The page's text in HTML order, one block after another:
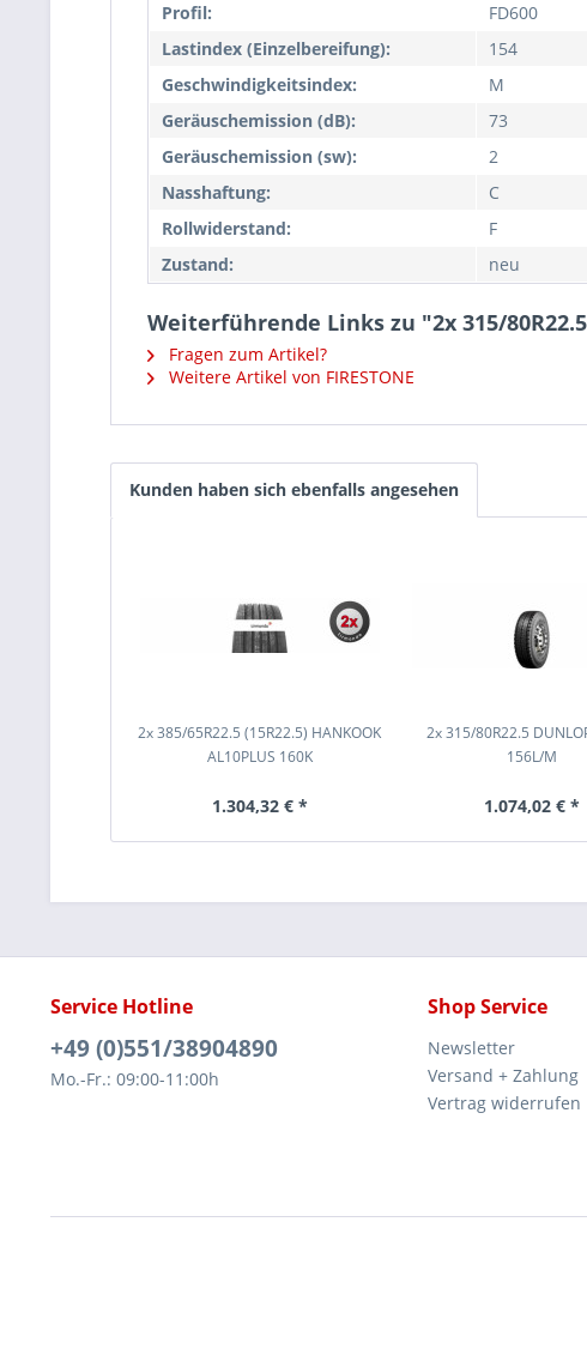
Profil:
FD600
Lastindex (Einzelbereifung):
154
Geschwindigkeitsindex:
M
Geräuschemission (dB):
73
Geräuschemission (sw):
2
Nasshaftung:
C
Rollwiderstand:
F
Zustand:
neu
Weiterführende Links zu "2x 315/80R22.5
Fragen zum Artikel?
Weitere Artikel von FIRESTONE
Kunden haben sich ebenfalls angesehen
2x 385/65R22.5 (15R22.5) HANKOOK
AL10PLUS 160K
1.304,32 € *
2x 315/80R22.5
156L/M
1.074,02 € *
Service Hotline
+49 (0)551/38904890
Mo.-Fr.: 09:00-11:00h
Shop Service
Newsletter
Versand + Zahlung
Vertrag widerrufen